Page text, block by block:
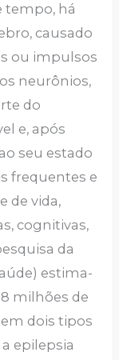
tempo, há
causado
ou impulsos
neurônios,
do
e, após
seu estado
frequentes e
de vida,
cognitivas,
da
estima-
milhões de
dois tipos
epilepsia